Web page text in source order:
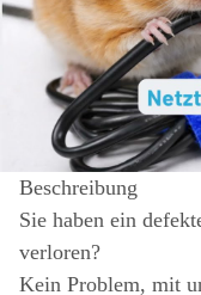
Beschreibung
Sie haben ein
verloren?
Kein Problem, mit